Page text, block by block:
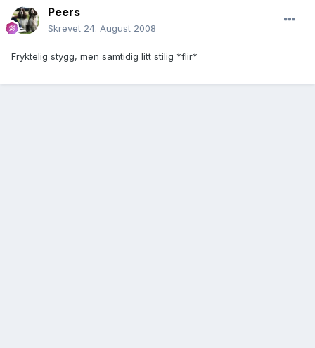
Peers
Skrevet 24. August 2008
Fryktelig stygg, men samtidig litt stilig *flir*